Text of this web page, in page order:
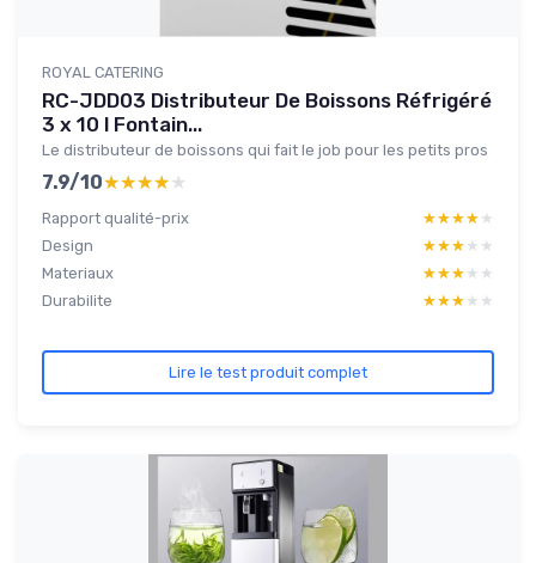
ROYAL CATERING
RC-JDD03 Distributeur De Boissons Réfrigéré
3 x 10 l Fontain...
Le distributeur de boissons qui fait le job pour les petits pros
7.9/10★★★★★
★★★★★
Rapport qualité-prix ★★★★★
★★★★★
Design
★★★★★
★★★★★
Materiaux
★★★★★
★★★★★
Durabilite
★★★★★
★★★★★
Lire le test produit complet